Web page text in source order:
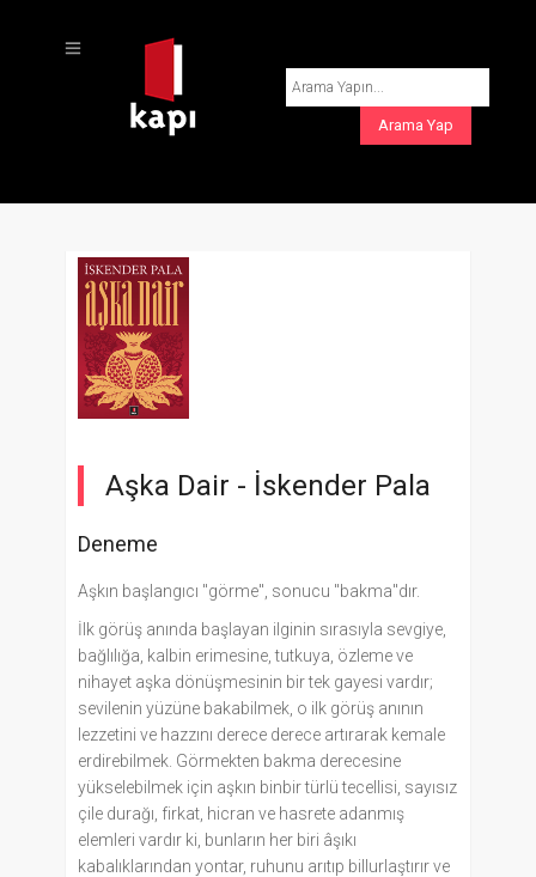
Aşka Dair - İskender Pala
Deneme
Aşkın başlangıcı "görme", sonucu "bakma"dır.
İlk görüş anında başlayan ilginin sırasıyla sevgiye,
bağlılığa, kalbin erimesine, tutkuya, özleme ve
nihayet aşka dönüşmesinin bir tek gayesi vardır;
sevilenin yüzüne bakabilmek, o ilk görüş anının
lezzetini ve hazzını derece derece artırarak kemale
erdirebilmek. Görmekten bakma derecesine
yükselebilmek için aşkın binbir türlü tecellisi, sayısız
çile durağı, firkat, hicran ve hasrete adanmış
elemleri vardır ki, bunların her biri âşıkı
kabalıklarından yontar, ruhunu arıtıp billurlaştırır ve